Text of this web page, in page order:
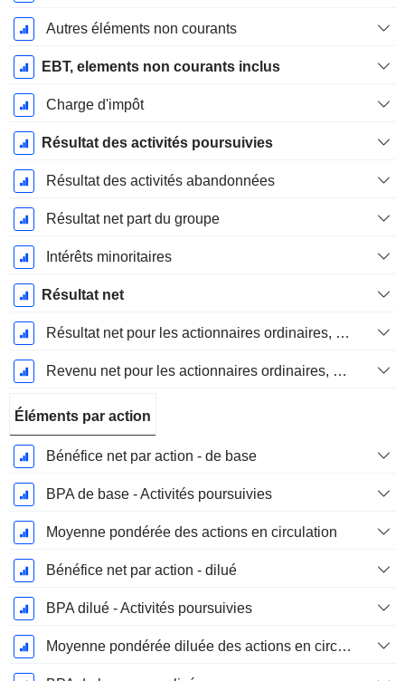
Autres éléments non courants
EBT, elements non courants inclus
Charge d'impôt
Résultat des activités poursuivies
Résultat des activités abandonnées
Résultat net part du groupe
Intérêts minoritaires
Résultat net
Résultat net pour les actionnaires ordinaires, éléments exceptionnels inclus.
Revenu net pour les actionnaires ordinaires, hors éléments exceptionnelsRésultat net pour les actionnaires ordinaires, éléments exceptionnels exclus.
Éléments par action
Bénéfice net par action - de base
BPA de base - Activités poursuivies
Moyenne pondérée des actions en circulation
Bénéfice net par action - dilué
BPA dilué - Activités poursuivies
Moyenne pondérée diluée des actions en circulation